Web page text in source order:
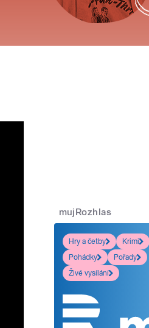
mujRozhlas
Hry a četby
Krimi
Pohádky
Pořady
Živé vysílání